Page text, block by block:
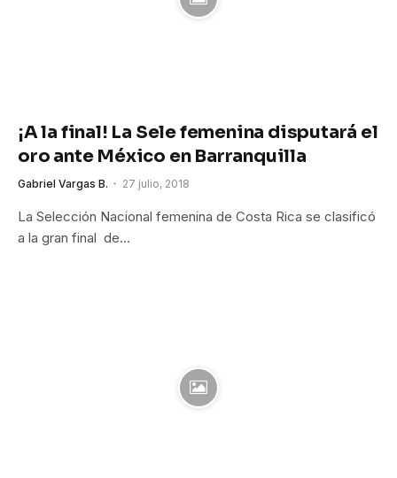
¡A la final! La Sele femenina disputará el
oro ante México en Barranquilla
Gabriel Vargas B. 27 julio, 2018
La Selección Nacional femenina de Costa Rica se clasificó
a la gran final de…